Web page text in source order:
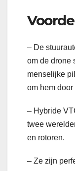
– De
om de drone
menselijke
om hem
– Hybride
twee
en rotoren.
– Ze zijn